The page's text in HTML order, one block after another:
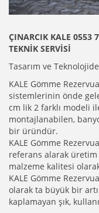
ÇINARCIK KALE 0553
TEKNİK SERVİSİ
Tasarım ve
KALE Gömme
sistemlerinin önde
cm lik 2 farklı modeli
montajlanabilen,
bir üründür.
KALE Gömme
referans alarak üretim
malzeme kalitesi
KALE Gömme
olarak ta büyük bir
kaplamayan şık,